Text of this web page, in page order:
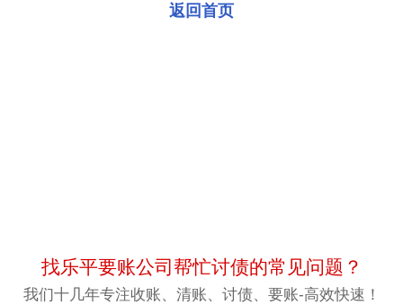
返回首页
找乐平要账公司帮忙讨债的常见问题？
我们十几年专注收账、清账、讨债、要账-高效快速！